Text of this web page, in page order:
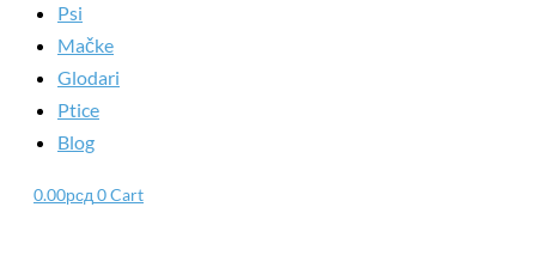
Psi
Mačke
Glodari
Ptice
Blog
0.00рсд 0Cart